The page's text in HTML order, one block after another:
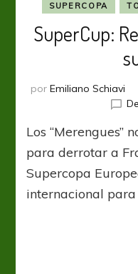
SUPERCOPA
SuperCup:
por Emiliano Schiavi
Los “Merengues”
para derrotar a
Supercopa
internacional